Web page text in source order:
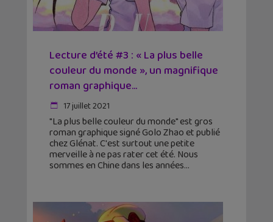
Lecture d’été #3 : « La plus belle
couleur du monde », un magnifique
roman graphique...
17 juillet 2021
"La plus belle couleur du monde" est gros
roman graphique signé Golo Zhao et publié
chez Glénat. C'est surtout une petite
merveille à ne pas rater cet été. Nous
sommes en Chine dans les années